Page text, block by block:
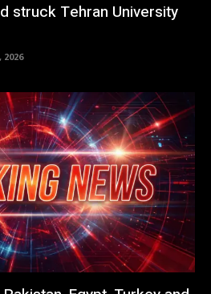
struck Tehran University
2026